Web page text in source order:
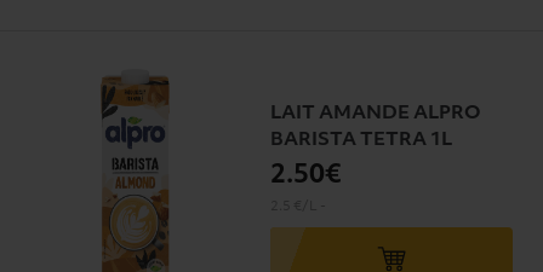
LAIT AMANDE ALPRO
BARISTA TETRA 1L
2.50€